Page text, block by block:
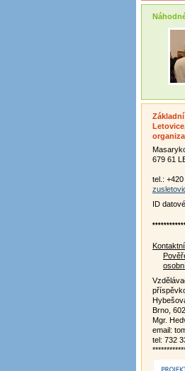
679 61
tel.:
ID
Brno,
Mgr.
email:
tel: 732